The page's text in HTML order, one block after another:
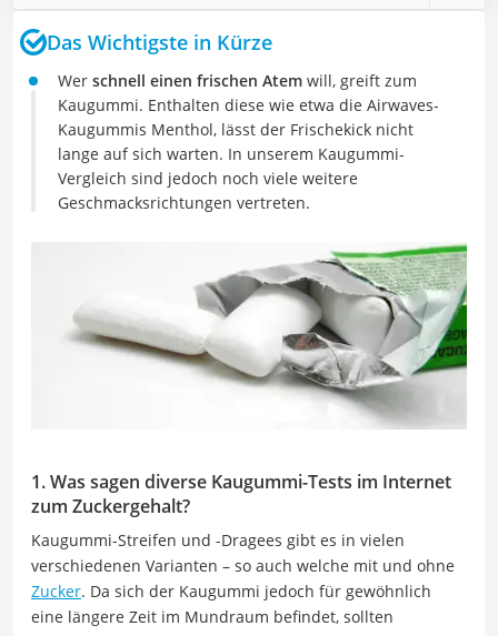
Das Wichtigste in Kürze
Wer schnell einen frischen Atem will, greift zum
Kaugummi. Enthalten diese wie etwa die Airwaves-
Kaugummis Menthol, lässt der Frischekick nicht
lange auf sich warten. In unserem Kaugummi-
Vergleich sind jedoch noch viele weitere
Geschmacksrichtungen vertreten.
1. Was sagen diverse Kaugummi-Tests im Internet
zum Zuckergehalt?
Kaugummi-Streifen und -Dragees gibt es in vielen
verschiedenen Varianten – so auch welche mit und ohne
Zucker. Da sich der Kaugummi jedoch für gewöhnlich
eine längere Zeit im Mundraum befindet, sollten